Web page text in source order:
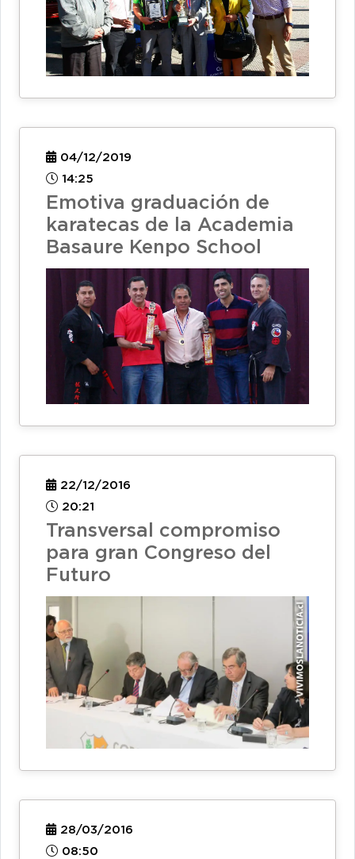
04/12/2019
14:25
Emotiva graduación de
karatecas de la Academia
Basaure Kenpo School
22/12/2016
20:21
Transversal compromiso
para gran Congreso del
Futuro
28/03/2016
08:50